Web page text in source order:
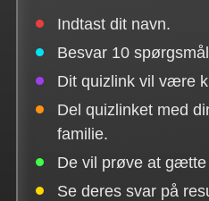
Indtast dit navn.
Besvar 10
Dit quizlink vil være
Del quizlinket med
familie.
De vil prøve at gætte
Se deres svar på